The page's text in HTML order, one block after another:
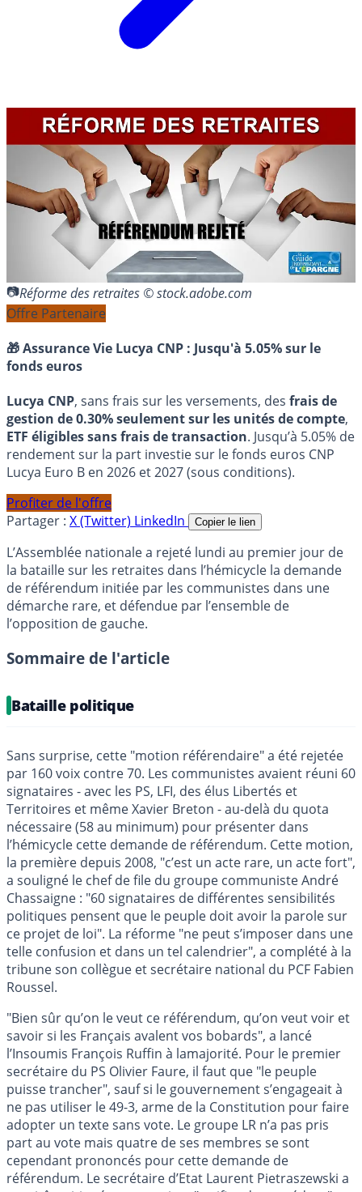
Réforme des retraites © stock.adobe.com
Offre Partenaire
🎁 Assurance Vie Lucya CNP : Jusqu'à 5.05% sur le
fonds euros
Lucya CNP, sans frais sur les versements, des frais de
gestion de 0.30% seulement sur les unités de compte,
ETF éligibles sans frais de transaction. Jusqu’à 5.05% de
rendement sur la part investie sur le fonds euros CNP
Lucya Euro B en 2026 et 2027 (sous conditions).
Profiter de l'offre
Partager : X (Twitter) LinkedIn Copier le lien
L’Assemblée nationale a rejeté lundi au premier jour de
la bataille sur les retraites dans l’hémicycle la demande
de référendum initiée par les communistes dans une
démarche rare, et défendue par l’ensemble de
l’opposition de gauche.
Sommaire de l'article
Bataille politique
Sans surprise, cette "motion référendaire" a été rejetée
par 160 voix contre 70. Les communistes avaient réuni 60
signataires - avec les PS, LFI, des élus Libertés et
Territoires et même Xavier Breton - au-delà du quota
nécessaire (58 au minimum) pour présenter dans
l’hémicycle cette demande de référendum. Cette motion,
la première depuis 2008, "c’est un acte rare, un acte fort",
a souligné le chef de file du groupe communiste André
Chassaigne : "60 signataires de différentes sensibilités
politiques pensent que le peuple doit avoir la parole sur
ce projet de loi". La réforme "ne peut s’imposer dans une
telle confusion et dans un tel calendrier", a complété à la
tribune son collègue et secrétaire national du PCF Fabien
Roussel.
"Bien sûr qu’on le veut ce référendum, qu’on veut voir et
savoir si les Français avalent vos bobards", a lancé
l’Insoumis François Ruffin à lamajorité. Pour le premier
secrétaire du PS Olivier Faure, il faut que "le peuple
puisse trancher", sauf si le gouvernement s’engageait à
ne pas utiliser le 49-3, arme de la Constitution pour faire
adopter un texte sans vote. Le groupe LR n’a pas pris
part au vote mais quatre de ses membres se sont
cependant prononcés pour cette demande de
référendum. Le secrétaire d’Etat Laurent Pietraszewski a